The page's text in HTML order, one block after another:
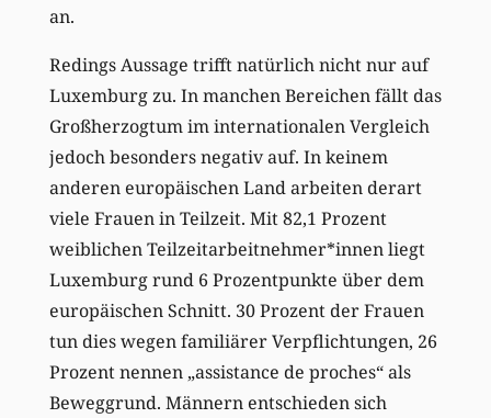
an.
Redings Aussage trifft natürlich nicht nur auf
Luxemburg zu. In manchen Bereichen fällt das
Großherzogtum im internationalen Vergleich
jedoch besonders negativ auf. In keinem
anderen europäischen Land arbeiten derart
viele Frauen in Teilzeit. Mit 82,1 Prozent
weiblichen Teilzeitarbeitnehmer*innen liegt
Luxemburg rund 6 Prozentpunkte über dem
europäischen Schnitt. 30 Prozent der Frauen
tun dies wegen familiärer Verpflichtungen, 26
Prozent nennen „assistance de proches“ als
Beweggrund. Männern entschieden sich